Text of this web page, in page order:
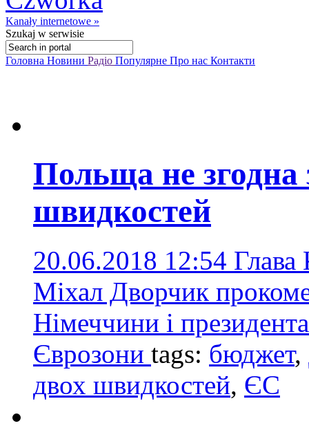
Kanały internetowe »
Szukaj w serwisie
Головна Новини Радіо Популярне Про нас Контакти
Польща не згодна
швидкостей
20.06.2018 12:54 Глава
Міхал Дворчик
Німеччини і
Єврозони tags: бюджет,
двох швидкостей, ЄС